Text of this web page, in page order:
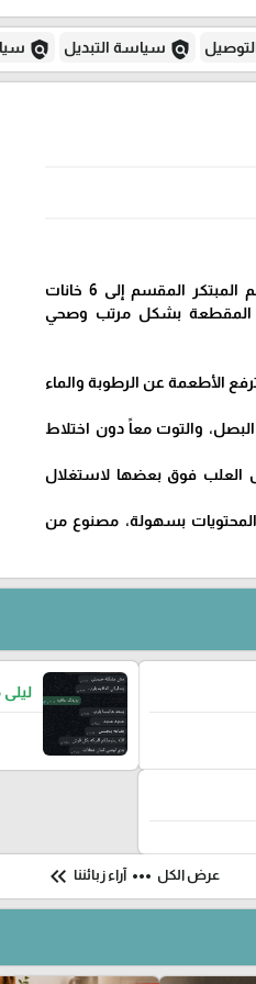
policy سياسة التبديل policy
حافظي على نضارة مأكولاتك ونظافة ثلاجتك مع هذا المنظم المبتكر المقسم إلى 6 خانات
المقطعة بشكل مرتب وصحي
قابلة للإزالة ترفع الأطعمة عن الرطوبة والماء
والتوت معاً دون اختلاط
فوق بعضها لاستغلال
بسهولة، مصنوع من
عرض الكل more_horiz آراء زبائننا keyboard_double_arrow_left